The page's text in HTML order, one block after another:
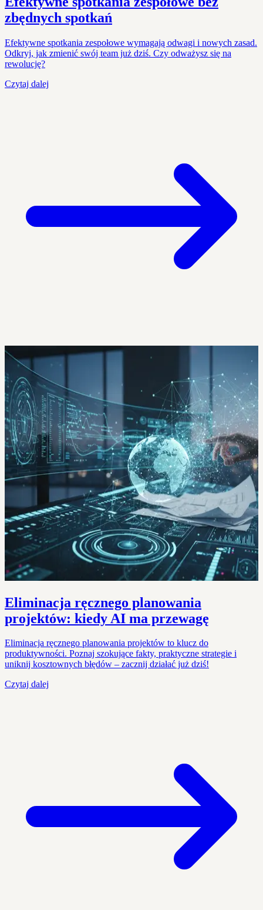
zbędnych spotkań
Efektywne spotkania zespołowe wymagają odwagi i nowych zasad.
Odkryj, jak zmienić swój team już dziś. Czy odważysz się na
rewolucję?
Czytaj dalej
Eliminacja ręcznego planowania
projektów: kiedy AI ma przewagę
Eliminacja ręcznego planowania projektów to klucz do
produktywności. Poznaj szokujące fakty, praktyczne strategie i
uniknij kosztownych błędów – zacznij działać już dziś!
Czytaj dalej